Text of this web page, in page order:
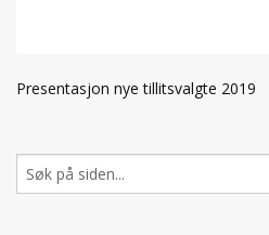
Presentasjon nye tillitsvalgte 2019
Søk